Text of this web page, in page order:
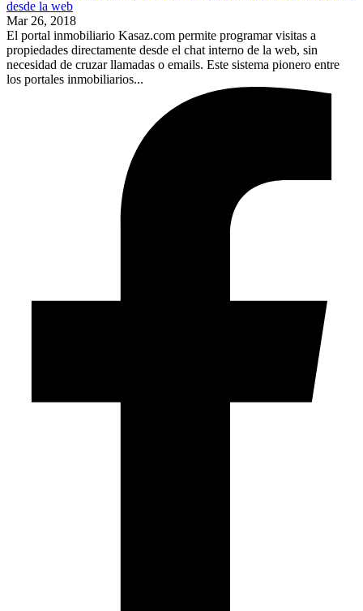
desde la web
Mar 26, 2018
El portal inmobiliario Kasaz.com permite programar visitas a
propiedades directamente desde el chat interno de la web, sin
necesidad de cruzar llamadas o emails. Este sistema pionero entre
los portales inmobiliarios...